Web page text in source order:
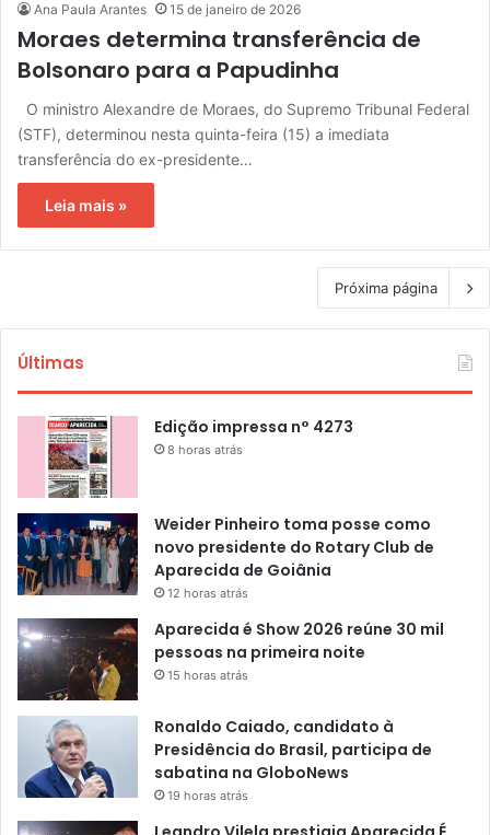
Ana Paula Arantes 15 de janeiro de 2026
Moraes determina transferência de
Bolsonaro para a Papudinha
O ministro Alexandre de Moraes, do Supremo Tribunal Federal
(STF), determinou nesta quinta-feira (15) a imediata
transferência do ex-presidente…
Leia mais »
Próxima página
Últimas
Edição impressa n° 4273
8 horas atrás
Weider Pinheiro toma posse como
novo presidente do Rotary Club de
Aparecida de Goiânia
12 horas atrás
Aparecida é Show 2026 reúne 30 mil
pessoas na primeira noite
15 horas atrás
Ronaldo Caiado, candidato à
Presidência do Brasil, participa de
sabatina na GloboNews
19 horas atrás